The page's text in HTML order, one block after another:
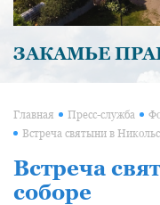
ЗАКАМЬЕ
Главная Пресс-служба
Встреча святыни в
Встреча
соборе